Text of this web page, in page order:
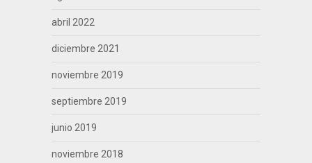
abril 2022
diciembre 2021
noviembre 2019
septiembre 2019
junio 2019
noviembre 2018